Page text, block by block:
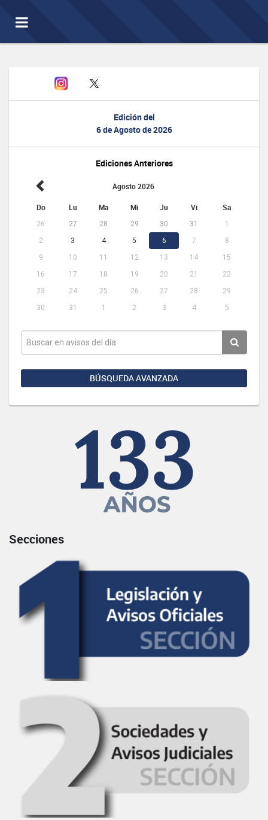
Toggle
navigation
Edición del
6 de Agosto de 2026
Ediciones Anteriores
Agosto 2026
Do Lu Ma Mi Ju Vi Sa
26 27 28 29 30 31
1
2
3 4 5 6 7
8
9
10 11 12 13 14
15
16
17 18 19 20 21
22
23
24 25 26 27 28
29
30
31 1 2 3 4 5
BÚSQUEDA AVANZADA
Secciones